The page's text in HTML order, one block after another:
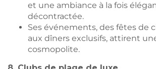
et une ambiance à la fois
décontractée.
Ses événements, des fêtes de
aux dîners exclusifs, attirent
cosmopolite.